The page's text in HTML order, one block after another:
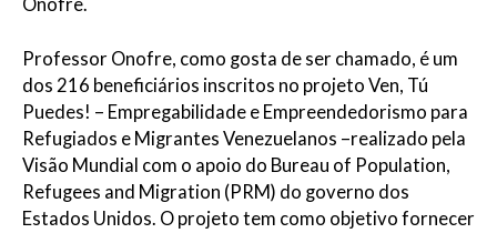
Onofre.
Professor Onofre, como gosta de ser chamado, é um
dos 216 beneficiários inscritos no projeto Ven, Tú
Puedes! – Empregabilidade e Empreendedorismo para
Refugiados e Migrantes Venezuelanos –realizado pela
Visão Mundial com o apoio do Bureau of Population,
Refugees and Migration (PRM) do governo dos
Estados Unidos. O projeto tem como objetivo fornecer